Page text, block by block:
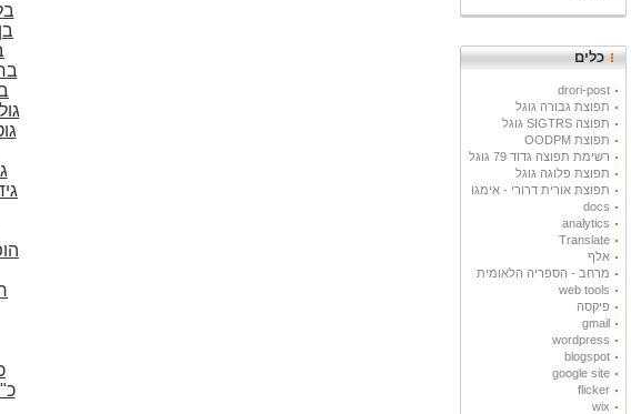
כלים
drori-post
תפוצת גבורה גוגל
תפוצה SIGTRS גוגל
תפוצת OODPM
רשימת תפוצה גדוד 79 גוגל
תפוצת פלוגה גוגל
תפוצת אורית דרורי - אימגו
docs
analytics
Translate
אלף
מרחב - הספריה הלאומית
web tools
פיקסה
gmail
wordpress
blogspot
google site
flicker
wix